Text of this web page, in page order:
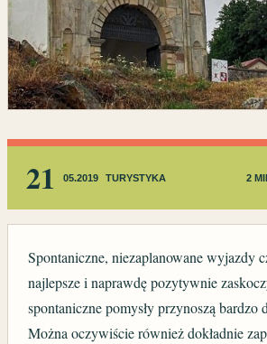
21 05.2019 TURYSTYKA 2
Spontaniczne, niezaplanowane wyjazdy
najlepsze i naprawdę pozytywnie
spontaniczne pomysły przynoszą bardzo
Można oczywiście również dokładnie